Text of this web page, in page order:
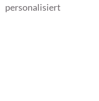
personalisiert